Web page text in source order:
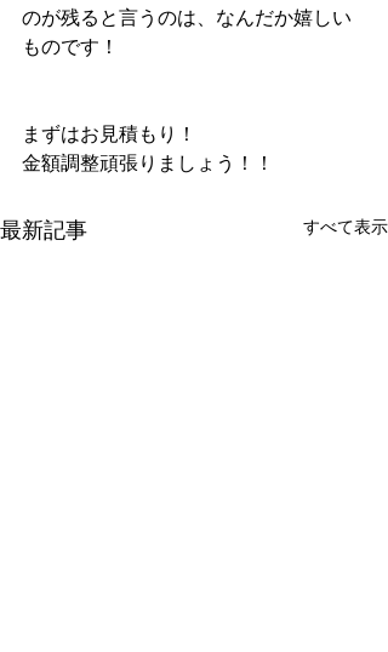
のが残ると言うのは、なんだか嬉しい
ものです！
まずはお見積もり！
金額調整頑張りましょう！！
最新記事 すべて表示